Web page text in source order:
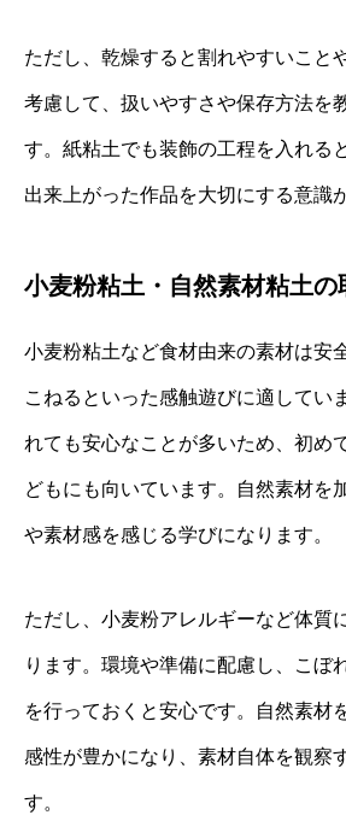
ただし、乾燥すると割れやすいこと
考慮して、扱いやすさや保存方法を
す。紙粘土でも装飾の工程を入れる
出来上がった作品を大切にする意識
小麦粉粘土・自然素材粘土の
小麦粉粘土など食材由来の素材は安
こねるといった感触遊びに適してい
れても安心なことが多いため、初め
どもにも向いています。自然素材を
や素材感を感じる学びになります。
ただし、小麦粉アレルギーなど体質
ります。環境や準備に配慮し、こぼ
を行っておくと安心です。自然素材
感性が豊かになり、素材自体を観察
す。